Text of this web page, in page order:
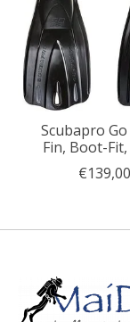
Scubapro
Fin, Boot-
€139,00